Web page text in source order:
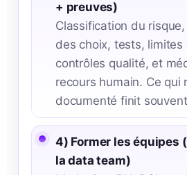
+ preuves)
Classification du
des choix, tests, limites
contrôles qualité, et
recours humain. Ce qui
documenté finit
4) Former les équipes
la data team)